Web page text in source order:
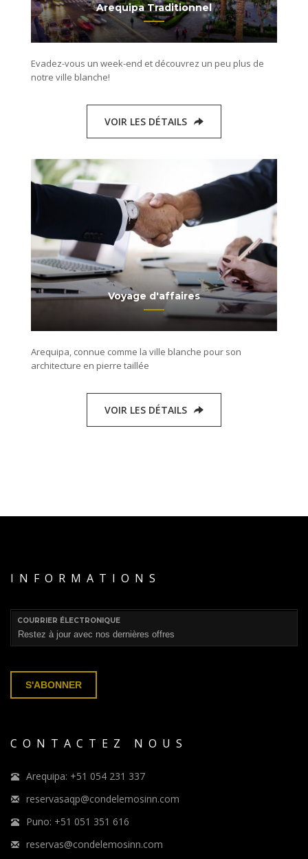
Arequipa Traditionnel
Evadez-vous un week-end et découvrez un peu plus de
notre ville blanche!
VOIR LES DÉTAILS
Voyage d'affaires
Arequipa, connue comme la ville blanche pour son
architecture en pierre taillée
VOIR LES DÉTAILS
INFORMATIONS
COURRIER ÉLECTRONIQUE
S'ABONNER
CONTACTEZ NOUS
Arequipa: +51 054 231 337
reservasaqp@condelemosinn.com
Puno: +51 051 351 616
reservas@condelemosinn.com